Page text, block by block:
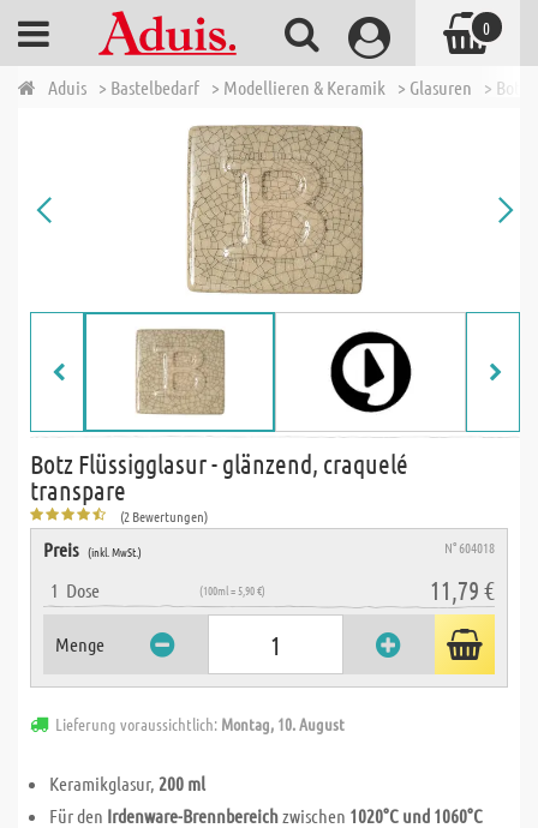
Aduis > Bastelbedarf > Modellieren & Keramik > Glasuren > Botz
Botz Flüssigglasur - glänzend, craquelé
transpare
(2 Bewertungen)
Preis (inkl. MwSt.) N° 604018
1 Dose (100ml = 5,90 €) 11,79 €
Menge
Lieferung voraussichtlich: Montag, 10. August
Keramikglasur, 200 ml
Für den Irdenware-Brennbereichzwischen 1020°C und 1060°C
0